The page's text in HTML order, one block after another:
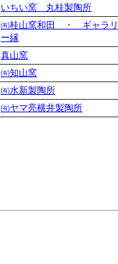
いちい窯 丸桂製陶所
㈲桂山窯和田 ・ ギャラリ
ー縁
真山窯
㈲知山窯
㈲水新製陶所
㈲ヤマ亮横井製陶所